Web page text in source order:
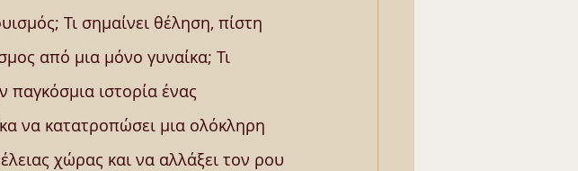
Τι σημαίνει θέληση, πίστη
από μια μόνο γυναίκα; Τι
ιστορία ένας
να κατατροπώσει μια ολόκληρη
χώρας και να αλλάξει τον ρου